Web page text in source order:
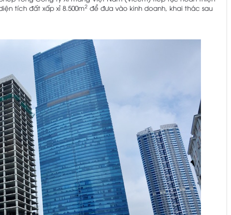
tích đất xấp xỉ 8.500m2 để đưa vào kinh doanh, khai thác sau